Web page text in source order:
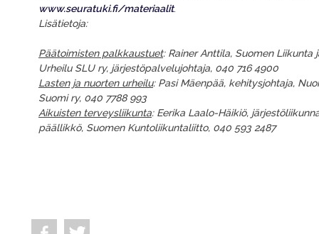
www.seuratuki.fi/materiaalit.
Lisätietoja:
Päätoimisten palkkaustuet: Rainer Anttila, Suomen Liikunta
Urheilu SLU ry, järjestöpalvelujohtaja, 040 716 4900
Lasten ja nuorten urheilu: Pasi Mäenpää, kehitysjohtaja,
Suomi ry, 040 7788 993
Aikuisten terveysliikunta: Eerika Laalo-Häikiö,
päällikkö, Suomen Kuntoliikuntaliitto, 040 593 2487